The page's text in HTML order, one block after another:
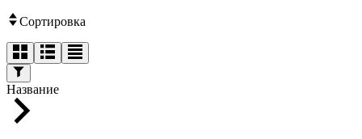
Сортировка
Название